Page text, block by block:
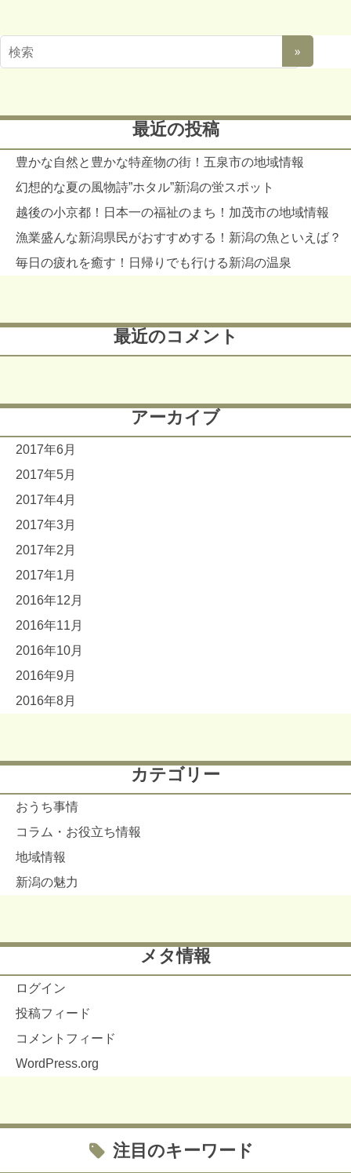
最近の投稿
豊かな自然と豊かな特産物の街！五泉市の地域情報
幻想的な夏の風物詩”ホタル”新潟の蛍スポット
越後の小京都！日本一の福祉のまち！加茂市の地域情報
漁業盛んな新潟県民がおすすめする！新潟の魚といえば？
毎日の疲れを癒す！日帰りでも行ける新潟の温泉
最近のコメント
アーカイブ
2017年6月
2017年5月
2017年4月
2017年3月
2017年2月
2017年1月
2016年12月
2016年11月
2016年10月
2016年9月
2016年8月
カテゴリー
おうち事情
コラム・お役立ち情報
地域情報
新潟の魅力
メタ情報
ログイン
投稿フィード
コメントフィード
WordPress.org
注目のキーワード